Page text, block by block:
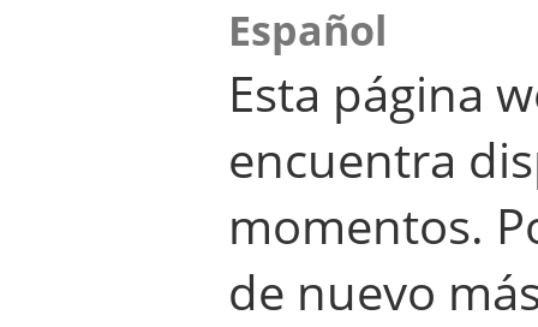
Español
Esta página
encuentra
momentos.
de nuevo